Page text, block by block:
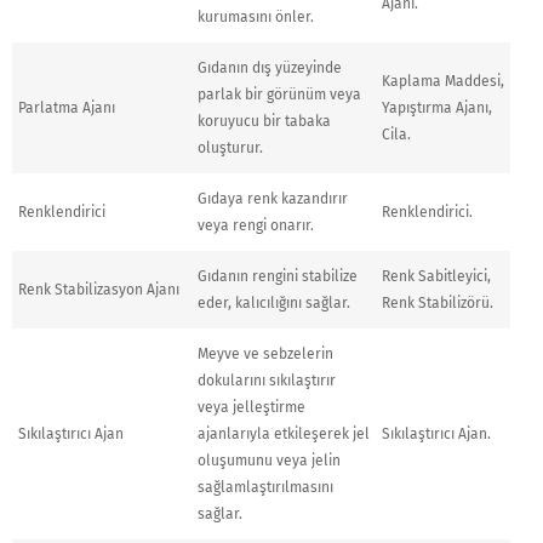
kurumasını önler.
Ajanı.
Parlatma Ajanı
Gıdanın dış yüzeyinde
parlak bir görünüm veya
koruyucu bir tabaka
oluşturur.
Kaplama Maddesi,
Yapıştırma Ajanı,
Cila.
Renklendirici
Gıdaya renk kazandırır
veya rengi onarır.
Renklendirici.
Renk Stabilizasyon Ajanı
Gıdanın rengini stabilize
eder, kalıcılığını sağlar.
Renk Sabitleyici,
Renk Stabilizörü.
Sıkılaştırıcı Ajan
Meyve ve sebzelerin
dokularını sıkılaştırır
veya jelleştirme
ajanlarıyla etkileşerek jel
oluşumunu veya jelin
sağlamlaştırılmasını
sağlar.
Sıkılaştırıcı Ajan.